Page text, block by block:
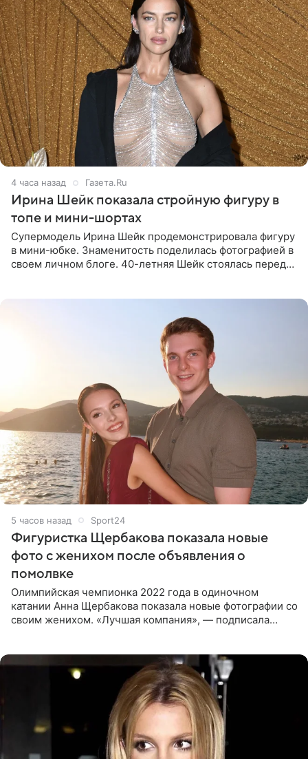
4 часа назад Газета.Ru
Ирина Шейк показала стройную фигуру в
топе и мини-шортах
Супермодель Ирина Шейк продемонстрировала фигуру
в мини-юбке. Знаменитость поделилась фотографией в
своем личном блоге. 40-летняя Шейк стоялась перед
5 часов назад Sport24
Фигуристка Щербакова показала новые
фото с женихом после объявления о
помолвке
Олимпийская чемпионка 2022 года в одиночном
катании Анна Щербакова показала новые фотографии со
своим женихом. «Лучшая компания», — подписала